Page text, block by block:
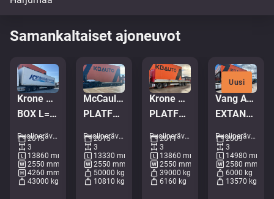
Samankaltaiset ajoneuvot
Krone SD SKAP
BOX L=13675 mm
Puoliperävaunu - Umpikori puoliperävaunut • M799-7075
2015
3
13860 mm
2550 mm
4260 mm
43000 kg
McCauley S3-44
PLATFORM L=9031 mm
Puoliperävaunu - Puoliperävaunulavetit • M158-5196
2015
3
13330 mm
2550 mm
50000 kg
10810 kg
Krone SDP 27
PLATFORM L=13663 mm / SAF AXLES
Puoliperävaunu - Lava-/lava-autot puoliperävaunut • M612-6667
2011
3
13860 mm
2550 mm
39000 kg
6160 kg
Uusi
Vang ATHLS 111
EXTANDABLE (3m) + WIDENING (0.4m)
Puoliperävaunu - Puoliperävaunulavetit • M143-5242
2009
3
14980 mm
2580 mm
6000 kg
13570 kg